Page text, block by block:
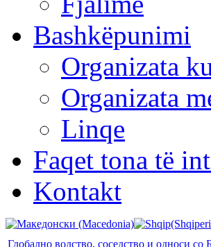
Bashkëpunimi
Organizata
Organizata
Linqe
Faqet tona të
Kontakt
Глобално водство, соседство и односи со